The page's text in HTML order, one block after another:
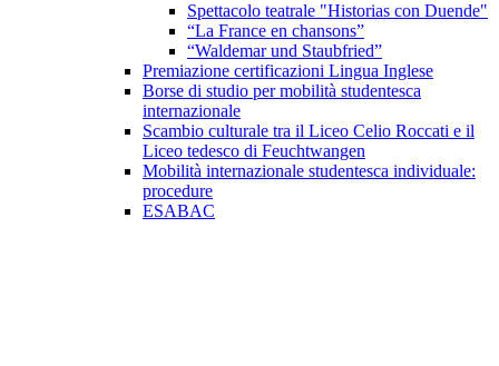
Spettacolo teatrale "Historias con Duende"
“La France en chansons”
“Waldemar und Staubfried”
Premiazione certificazioni Lingua Inglese
Borse di studio per mobilità studentesca
internazionale
Scambio culturale tra il Liceo Celio Roccati e il
Liceo tedesco di Feuchtwangen
Mobilità internazionale studentesca individuale:
procedure
ESABAC